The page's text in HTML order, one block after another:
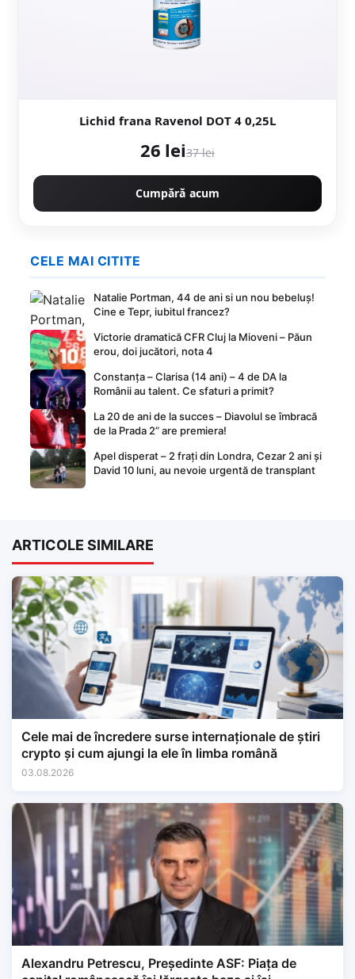
Lichid frana Ravenol DOT 4 0,25L
26 lei37 lei
Cumpără acum
CELE MAI CITITE
Natalie Portman, 44 de ani si un nou bebeluș!
Cine e Tepr, iubitul francez?
Victorie dramatică CFR Cluj la Mioveni – Păun
erou, doi jucători, nota 4
Constanța – Clarisa (14 ani) – 4 de DA la
Românii au talent. Ce sfaturi a primit?
La 20 de ani de la succes – Diavolul se îmbracă
de la Prada 2” are premiera!
Apel disperat – 2 frați din Londra, Cezar 2 ani și
David 10 luni, au nevoie urgentă de transplant
ARTICOLE SIMILARE
Cele mai de încredere surse internaționale de știri
crypto și cum ajungi la ele în limba română
03.08.2026
Alexandru Petrescu, Președinte ASF: Piața de